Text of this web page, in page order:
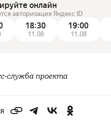
онлайн
авторизация Яндекс ID
18:30
11.08
19:00
11.08
служба проекта